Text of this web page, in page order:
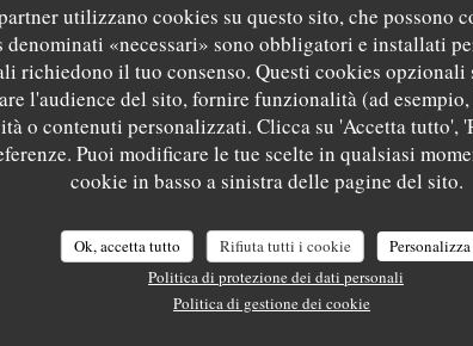
utilizzano cookies su questo sito, che possono
«necessari» sono obbligatori e installati
richiedono il tuo consenso. Questi cookies opzionali
l'audience del sito, fornire funzionalità (ad
o contenuti personalizzati. Clicca su 'Accetta tutto',
Puoi modificare le tue scelte in qualsiasi
cookie in basso a sinistra delle pagine del sito.
Ok, accetta tutto Rifiuta tutti i cookie
Personalizza
Politica di protezione dei dati personali
Politica di gestione dei cookie
carte qui nous régale toujours. Une mention spéciale aux pâtisseries
Servizio 5 Atmosfera : /5 Cucina: Qualità / Prezzo
nature avec une magnifique vue, l’Aigle Blanche vous offre une
et pièce de vieux fondante par exemple). Service agréable. Et petite
à la fin, à goûter impérativement !